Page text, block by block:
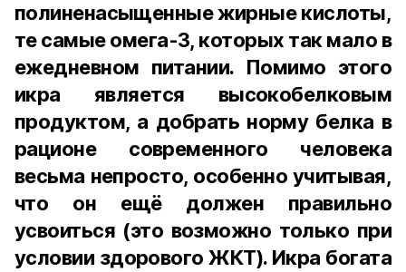
полиненасыщенные жирные кислоты,
те самые омега-3, которых так мало в
ежедневном питании. Помимо этого
икра является высокобелковым
продуктом, а добрать норму белка в
рационе современного человека
весьма непросто, особенно учитывая,
что он ещё должен правильно
усвоиться (это возможно только при
условии здорового ЖКТ). Икра богата